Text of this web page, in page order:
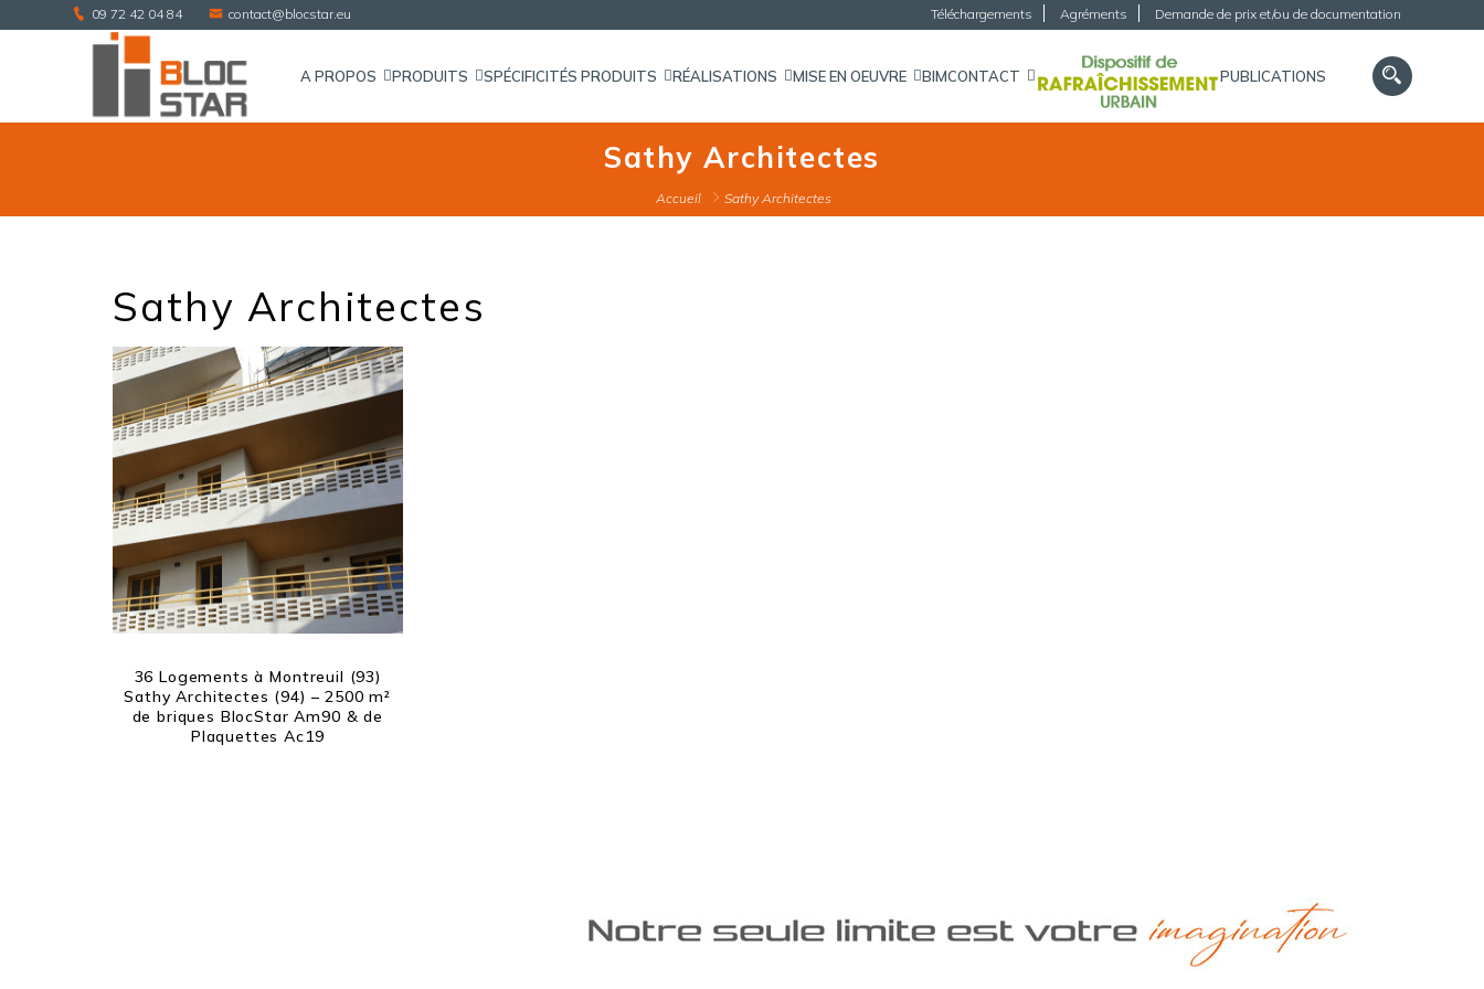
09 72 42 04 84 contact@blocstar.eu Téléchargements Agréments Demande de prix et/ou de documentation
A PROPOS PRODUITS SPÉCIFICITÉS PRODUITS RÉALISATIONS MISE EN OEUVRE BIMCONTACT PUBLICATIONS
Sathy Architectes
Accueil Sathy Architectes
Sathy Architectes
36 Logements à Montreuil (93)
Sathy Architectes (94) – 2500 m²
de briques BlocStar Am90 & de
Plaquettes Ac19